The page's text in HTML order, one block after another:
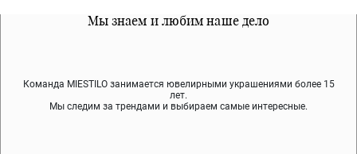
Мы знаем и любим наше дело
Команда MIESTILO занимается ювелирными украшениями более 15
лет.
Мы следим за трендами и выбираем самые интересные.
Все наши материалы гипоалергенны
Мы используем покрытие (родий, ювелирный сплав), которое не
содержит никеля и свинца — это исключает аллергию.
Примерка перед покупкой
Во время доставки спокойно примеряйте украшения, выбирайте те,
что вам нравятся, остальные заберёт курьер.